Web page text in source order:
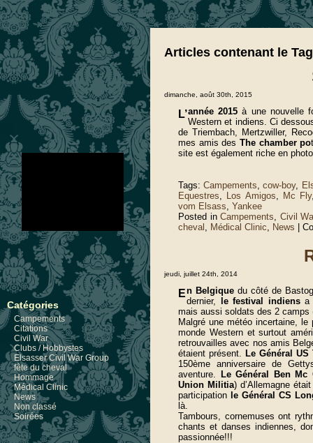
Catégories
Campements
Citations
Civil War
Clubs / Hobbystes
Elsasser Civil War Group
fête du cheval
Hommage
Médical Clinic
News
Non classé
Soirées
Articles contenant le
dimanche, août 30th, 2015
L’année 2015à une nouvelle
Western et indiens. Ci
de Triembach, Mertzwiller,
mes amis des The chamber po
site est également riche en
Tags:Campements,cow-boy,
Equestres, Los Amigos, Mc Fly
vom Elsass, Yankee
Posted inCampements, Civil
cheval , Médical Clinic, News
jeudi, juillet 24th, 2014
En Belgique du côté de
dernier,
le festival indiensa
mais aussi soldats des 2 camps
Malgré une météo incertaine,
monde Western et surtout
retrouvailles avec nos amis
étaient présent. Le Général
150ème anniversaire de
aventure.
Le Général Ben
Union Militia) d’Allemagne
participation le Général CS
là.
Tambours, cornemuses ont
chants et danses indiennes,
passionnée!!!